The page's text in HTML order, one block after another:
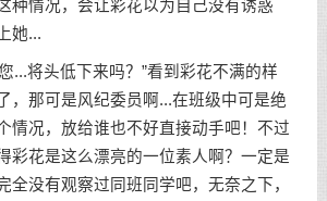
种情况，会让彩花以为自己没有诱惑
她...
将头低下来吗？”看到彩花不满的样
，那可是风纪委员啊...在班级中可是绝
情况，放给谁也不好直接动手吧！不过
彩花是这么漂亮的一位素人啊？一定是
全没有观察过同班同学吧，无奈之下，